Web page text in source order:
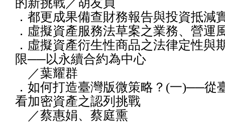
的新挑戰／胡友貞
．都更成果備查財務報告與投資抵減
．虛擬資產服務法草案之業務、營運
．虛擬資產衍生性商品之法律定性與
限──以永續合約為中心
／葉耀群
．如何打造臺灣版微策略？(一)──從
看加密資產之認列挑戰
／蔡惠娟、蔡庭熏